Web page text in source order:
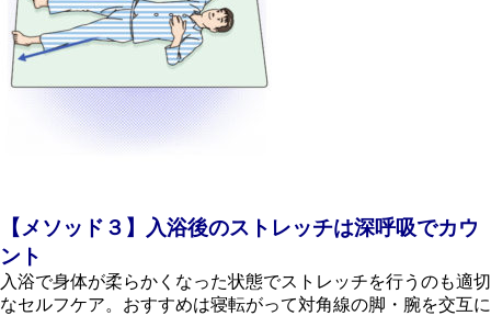
【メソッド３】入浴後のストレッチは深呼吸でカウ
ント
入浴で身体が柔らかくなった状態でストレッチを行うのも適切
なセルフケア。おすすめは寝転がって対角線の脚・腕を交互に